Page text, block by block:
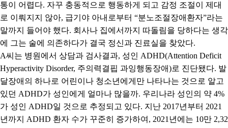
통이 어렵다. 자꾸 충동적으로 행동하게 되고 감정 조절이 제대
로 이뤄지지 않아, 급기야 아내로부터 “분노조절장애환자”라는
말까지 들어야 했다. 회사나 집에서까지 따돌림을 당하다는 생각
에 그는 술에 의존하다가 결국 정신과 진료실을 찾았다.
A씨는 병원에서 상담과 검사결과, 성인 ADHD(Attention Deficit
Hyperactivity Disorder, 주의력결핍 과잉행동장애)로 진단됐다. 발
달장애의 하나로 어린이나 청소년에게만 나타나는 것으로 알고
있던 ADHD가 성인에게 얼마나 많을까. 우리나라 성인의 약 4%
가 성인 ADHD일 것으로 추정되고 있다. 지난 2017년부터 2021
년까지 ADHD 환자 수가 꾸준히 증가하여 , 2021 년에는 10만 2,32